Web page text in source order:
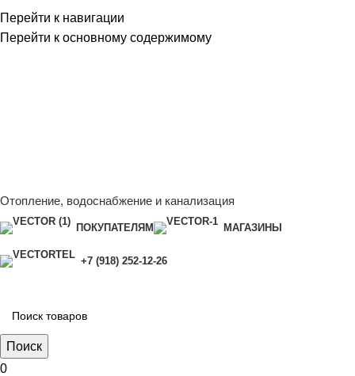
Перейти к навигации
Перейти к основному содержимому
Сейчас мы дорабатываем сайт, поэтому некоторые цены
Отопление, водоснабжение и канализация
ПОКУПАТЕЛЯМ МАГАЗИНЫ
+7 (918) 252-12-26
Поиск
0